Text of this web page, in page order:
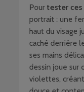
Pour tester ces
portrait : une
haut du visage
caché derrière
ses mains
dessin joue
violettes,